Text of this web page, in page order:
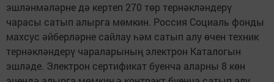
эшләнмәләрне дә кертеп 270 төр тернәкләндерү
чарасы сатып алырга мөмкин. Россия Социаль фонды
махсус әйберләрне сайлау һәм сатып алу өчен техник
тернәкләндерү чараларының электрон Каталогын
эшләде. Электрон сертификат буенча аларны 8 көн